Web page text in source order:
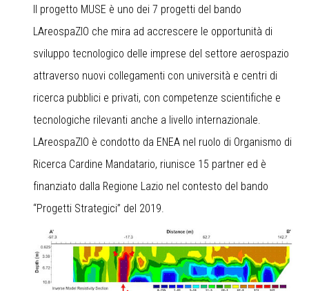
Il progetto MUSE è uno dei 7 progetti del bando
LAreospaZIO che mira ad accrescere le opportunità di
sviluppo tecnologico delle imprese del settore aerospazio
attraverso nuovi collegamenti con università e centri di
ricerca pubblici e privati, con competenze scientifiche e
tecnologiche rilevanti anche a livello internazionale.
LAreospaZIO è condotto da ENEA nel ruolo di Organismo di
Ricerca Cardine Mandatario, riunisce 15 partner ed è
finanziato dalla Regione Lazio nel contesto del bando
“Progetti Strategici” del 2019.